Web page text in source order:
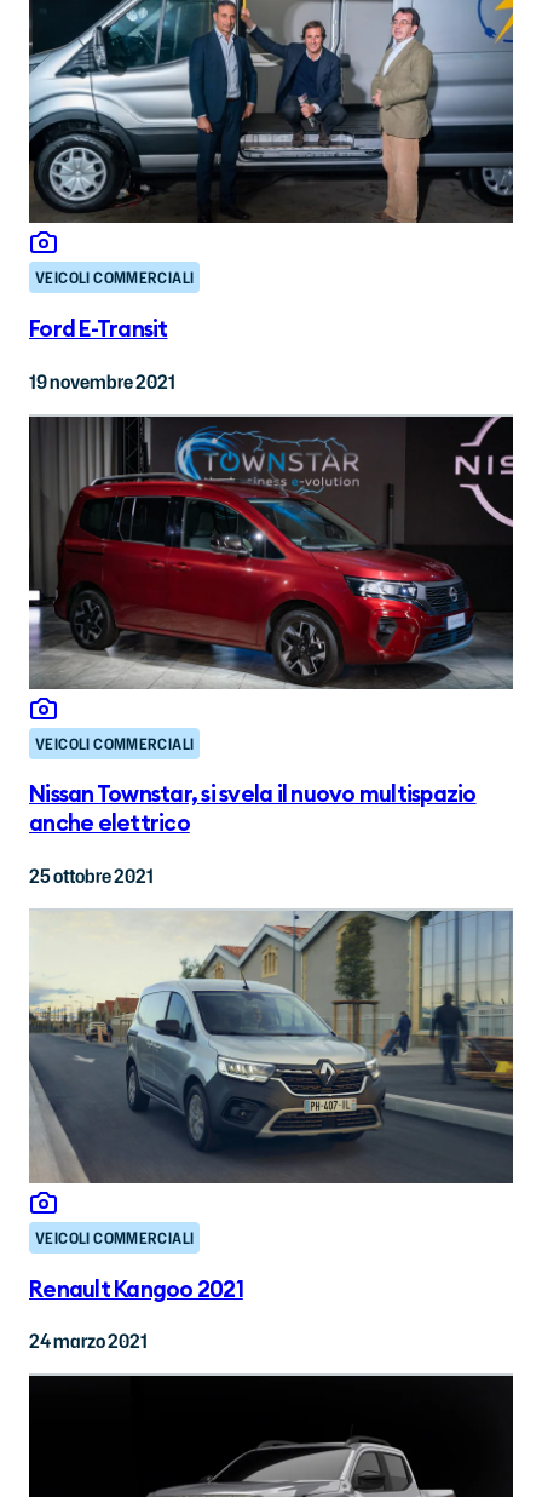
VEICOLI COMMERCIALI
Ford E-Transit
19 novembre 2021
VEICOLI COMMERCIALI
Nissan Townstar, si svela il nuovo multispazio
anche elettrico
25 ottobre 2021
VEICOLI COMMERCIALI
Renault Kangoo 2021
24 marzo 2021